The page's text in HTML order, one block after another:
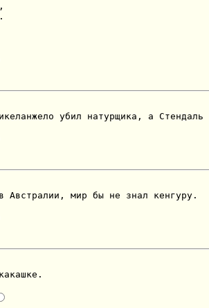
убил натурщика, а
Австралии, мир бы не знал кенгуру.